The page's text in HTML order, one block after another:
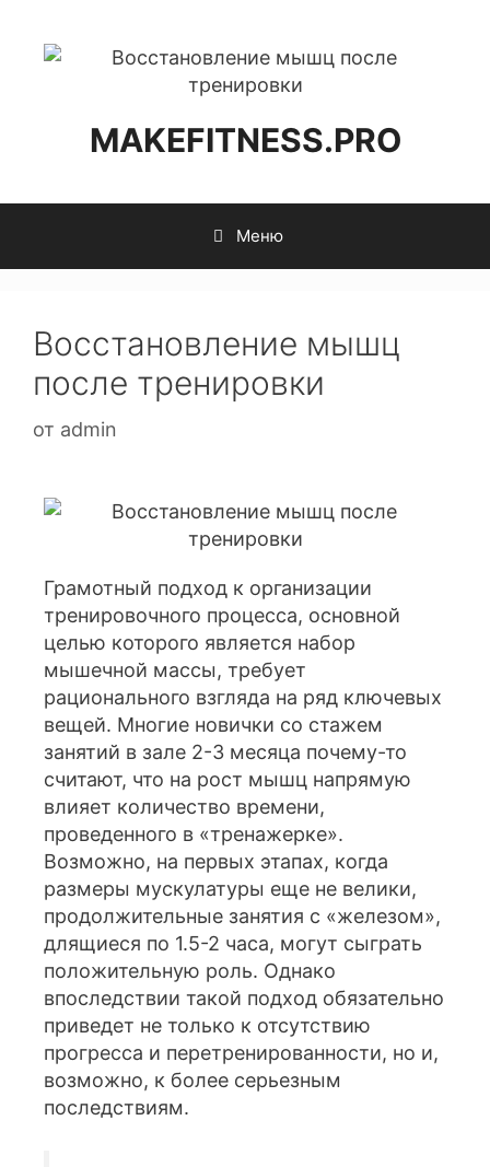
MAKEFITNESS.PRO
Меню
Восстановление мышц
после тренировки
от admin
Грамотный подход к организации
тренировочного процесса, основной
целью которого является набор
мышечной массы, требует
рационального взгляда на ряд ключевых
вещей. Многие новички со стажем
занятий в зале 2-3 месяца почему-то
считают, что на рост мышц напрямую
влияет количество времени,
проведенного в «тренажерке».
Возможно, на первых этапах, когда
размеры мускулатуры еще не велики,
продолжительные занятия с «железом»,
длящиеся по 1.5-2 часа, могут сыграть
положительную роль. Однако
впоследствии такой подход обязательно
приведет не только к отсутствию
прогресса и перетренированности, но и,
возможно, к более серьезным
последствиям.